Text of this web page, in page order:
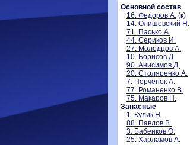
Основной состав
16. Федоров А. (к)
14. Олишевский Н.
71. Пасько А.
44. Сериков И.
27. Молодцов А.
10. Борисов Д.
90. Анисимов Д.
20. Столяренко А.
7. Перченок А.
77. Романенко В.
75. Макаров Н.
Запасные
1. Кулик Н.
88. Павлов В.
3. Бабенков О.
25. Харламов А.